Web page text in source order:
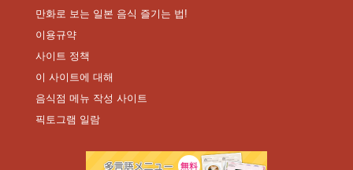
만화로 보는 일본 음식 즐기는 법!
이용규약
사이트 정책
이 사이트에 대해
음식점 메뉴 작성 사이트
픽토그램 일람